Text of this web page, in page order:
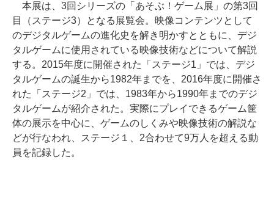
本展は、3回シリーズの「あそぶ！ゲーム展」の第3回
目（ステージ3）となる展覧会。映像コンテンツとして
のデジタルゲームの進化史を解き明かすとともに、デジ
タルゲームに使用されている映像技術などについて解説
する。2015年度に開催された「ステージ1」では、デジ
タルゲームの誕生から1982年までを、2016年度に開催さ
れた「ステージ2」では、1983年から1990年までのデジ
タルゲームが紹介された。実際にプレイできるゲーム筐
体の展示を中心に、ゲームのしくみや映像技術の解説な
どが行なわれ、ステージ１、2合わせて9万人を超える動
員を記録した。